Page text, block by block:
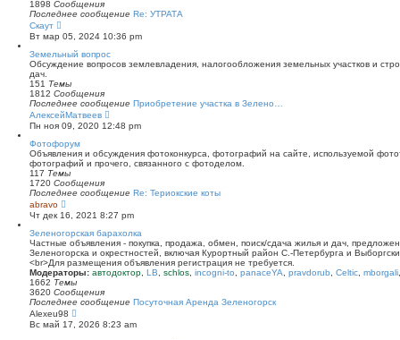
с
б
е
н
ю
о
л
е
д
н
у
с
о
б
е
н
и
1898 Сообщения
Последнее сообщение Re: УТРАТА
Скаут
е
р
е
й
т
и
к
п
о
с
л
е
д
н
е
м
у
с
о
о
щ
е
н
и
ю
Вт мар 05, 2024 10:36 pm
Земельный вопрос
Обсуждение вопросов землевладения, налогообложения земельных участков и
дач.
151 Темы
1812 Сообщения
Последнее сообщение Приобретение участка в Зелено…
АлексейМатвеев
е
р
й
т
п
с
л
е
д
н
е
м
у
о
щ
Пн ноя 09, 2020 12:48 pm
Фотофорум
Объявления и обсуждения фотоконкурса, фотографий на сайте, используемой
фотографий и прочего, связанного с фотоделом.
117 Темы
1720 Сообщения
Последнее сообщение Re: Териокские коты
abravo
е
р
е
й
т
и
к
п
о
с
л
е
д
Чт дек 16, 2021 8:27 pm
Зеленогорская барахолка
Частные объявления - покупка, продажа, обмен, поиск/сдача жилья и дач,
Зеленогорска и окрестностей, включая Курортный район С.-Петербурга и
<br>Для размещения объявления регистрация не требуется.
Модераторы: автодоктор LB schlos incogni-to panaceYA pravdorub Celtic mborgali
1662 Темы
3620 Сообщения
Последнее сообщение Посуточная Аренда Зеленогорск
Alexeu98
е
р
Вс май 17, 2026 8:23 am